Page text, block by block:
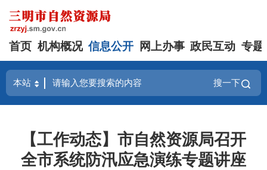
首页 机构概况 信息公开 网上办事 政民互动 专题
搜一下
【工作动态】市自然资源局召开
全市系统防汛应急演练专题讲座